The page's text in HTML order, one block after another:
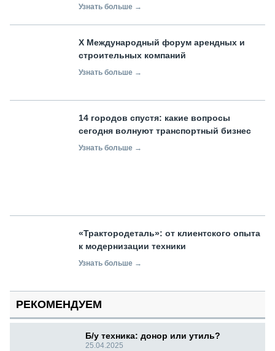
Узнать больше →
X Международный форум арендных и
строительных компаний
Узнать больше →
14 городов спустя: какие вопросы
сегодня волнуют транспортный бизнес
Узнать больше →
«Трактородеталь»: от клиентского опыта
к модернизации техники
Узнать больше →
РЕКОМЕНДУЕМ
Б/у техника: донор или утиль?
25.04.2025